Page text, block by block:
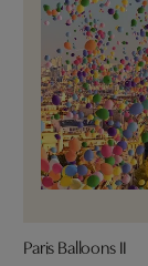
Paris Balloons II